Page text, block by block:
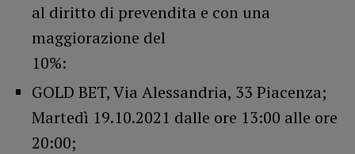
al diritto di prevendita e con una
maggiorazione del
10%:
GOLD BET, Via Alessandria, 33 Piacenza;
Martedì 19.10.2021 dalle ore 13:00 alle ore
20:00;